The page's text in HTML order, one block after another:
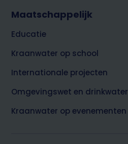
Maatschappelijk
Educatie
Kraanwater op school
Internationale projecten
Omgevingswet en drinkwater
Kraanwater op evenementen